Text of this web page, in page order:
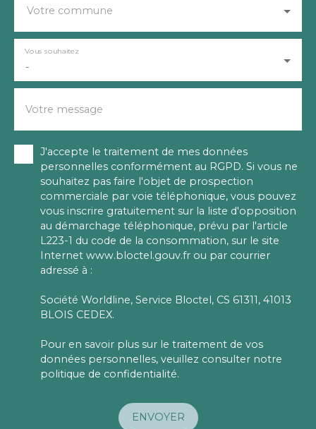
Votre commune
-
Vous souhaitez
Votre message
J'accepte le traitement de mes données
personnelles conformément au RGPD. Si vous ne
souhaitez pas faire l'objet de prospection
commerciale par voie téléphonique, vous pouvez
vous inscrire gratuitement sur la liste d'opposition
au démarchage téléphonique, prévu par l'article
L223-1 du code de la consommation, sur le site
Internet www.bloctel.gouv.fr ou par courrier
adressé à :
Société Worldline, Service Bloctel, CS 61311, 41013
BLOIS CEDEX.
Pour en savoir plus sur le traitement de vos
données personnelles, veuillez consulter notre
politique de confidentialité.
ENVOYER